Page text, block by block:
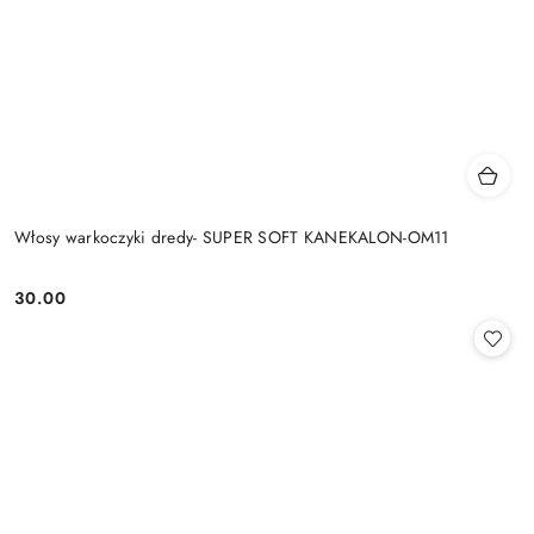
Włosy warkoczyki dredy- SUPER SOFT KANEKALON-OM11
Cena:
30.00